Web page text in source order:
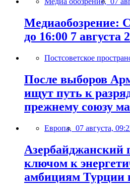
Медиаобозрение:
до 16:00 7 августа
Постсоветское
После выборов
ищут путь к
прежнему союзу
Европа, 07 августа,
Азербайджанский
ключом к
амбициям Турции